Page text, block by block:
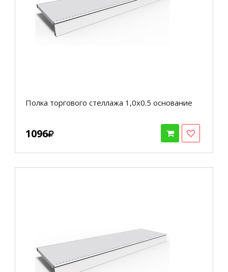
Полка торгового стеллажа 1,0х0.5 основание
1096